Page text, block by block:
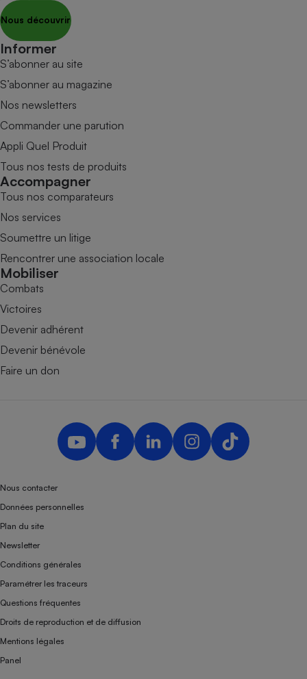
Nous découvrir
Informer
S’abonner au site
S’abonner au magazine
Nos newsletters
Commander une parution
Appli Quel Produit
Tous nos tests de produits
Accompagner
Tous nos comparateurs
Nos services
Soumettre un litige
Rencontrer une association locale
Mobiliser
Combats
Victoires
Devenir adhérent
Devenir bénévole
Faire un don
Nous contacter
Données personnelles
Plan du site
Newsletter
Conditions générales
Paramétrer les traceurs
Questions fréquentes
Droits de reproduction et de diffusion
Mentions légales
Panel